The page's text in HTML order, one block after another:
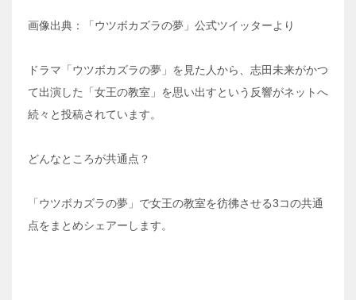
画像出典：「ウツボカズラの夢」公式ツイッターより
ドラマ「ウツボカズラの夢」を見た人から、志田未来がかつ
て出演した「女王の教室」を思い出すという反響がネットへ
続々と投稿されています。
どんなところが共通点？
「ウツボカズラの夢」で女王の教室を彷彿させる3コの共通
点をまとめシェアーします。